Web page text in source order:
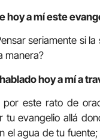
hoy a mí este
seriamente si
manera?
hoy a mí a
por este rato de
tu evangelio allá
el agua de tu